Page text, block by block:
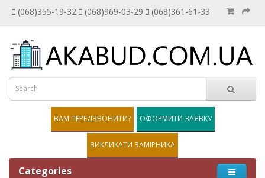
(068)355-19-32 (068)969-03-29 (068)361-61-33
ВАМ ПЕРЕДЗВОНИТИ? ОФОРМИТИ ЗАЯВКУ
ВИКЛИКАТИ ЗАМІРНИКА
Categories